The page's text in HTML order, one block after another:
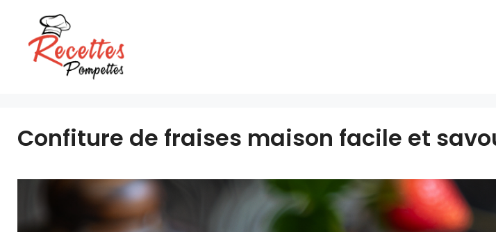
contenu
Confiture de fraises maison facile et